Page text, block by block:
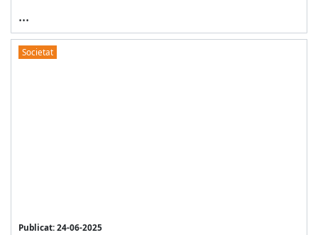
...
Societat
Publicat: 24-06-2025